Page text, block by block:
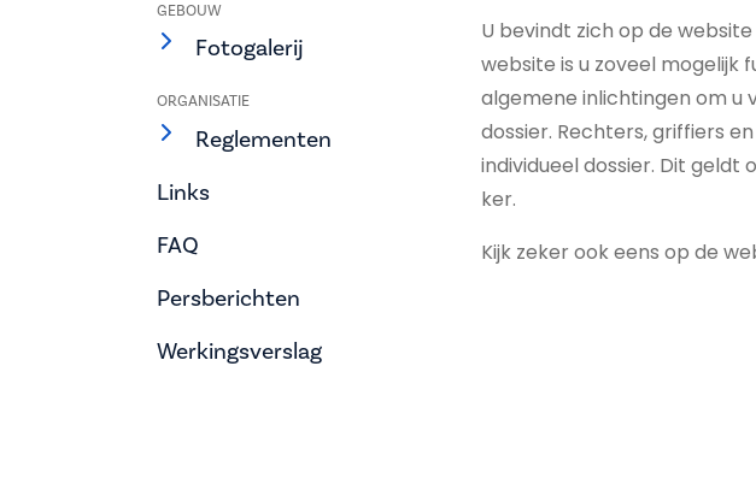
GEBOUW
Fotogalerij
ORGANISATIE
Reglementen
Links
FAQ
Persberichten
Werkingsverslag
U bevindt zich op de
website is u zoveel
algemene inlichtingen om u
dossier. Rechters, griffiers
individueel dossier. Dit
ker.
Kijk zeker ook eens op de